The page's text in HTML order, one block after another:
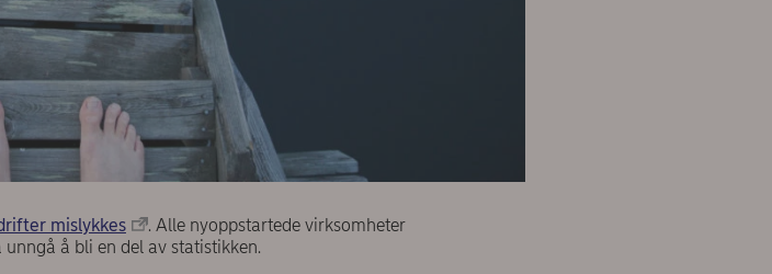
mislykkes
. Alle nyoppstartede virksomheter
å bli en del av statistikken.